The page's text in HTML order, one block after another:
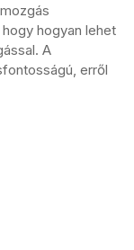
hogyan lehet
A
erről